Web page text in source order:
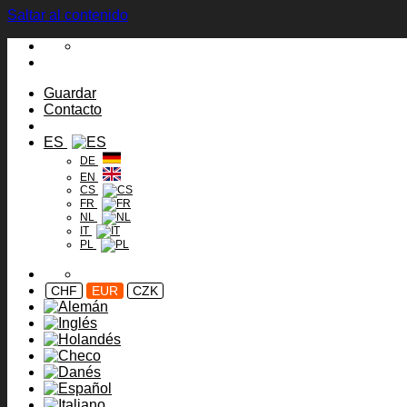
Saltar al contenido
Guardar
Contacto
ES
DE
EN
CS
FR
NL
IT
PL
CHF EUR CZK